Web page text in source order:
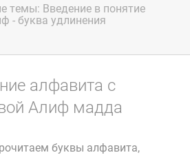
темы: Введение в понятие
- буква удлинения
алфавита с
Алиф мадда
буквы алфавита,